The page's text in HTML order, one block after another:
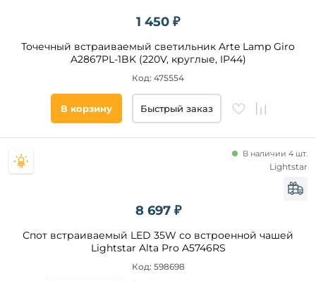
1 450 ₽
Точечный встраиваемый светильник Arte Lamp Giro
A2867PL-1BK (220V, круглые, IP44)
Код: 475554
В корзину Быстрый заказ
8 697 ₽
Спот встраиваемый LED 35W со встроенной чашей
Lightstar Alta Pro A5746RS
В наличии 4 шт.
Код: 598698
Lightstar